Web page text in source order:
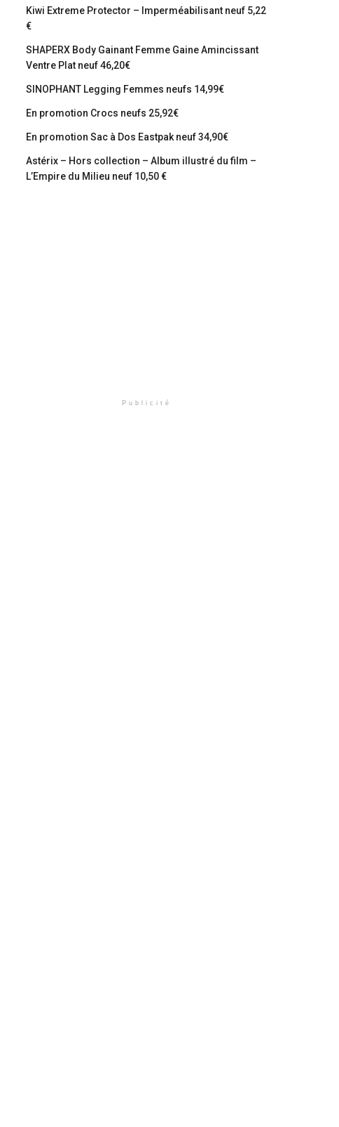
Kiwi Extreme Protector – Imperméabilisant neuf 5,22
€
SHAPERX Body Gainant Femme Gaine Amincissant
Ventre Plat neuf 46,20€
SINOPHANT Legging Femmes neufs 14,99€
En promotion Crocs neufs 25,92€
En promotion Sac à Dos Eastpak neuf 34,90€
Astérix – Hors collection – Album illustré du film –
L’Empire du Milieu neuf 10,50 €
Publicité